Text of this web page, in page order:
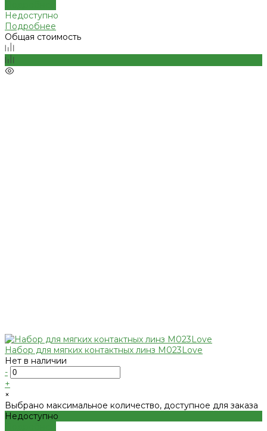
Недоступно
Подробнее
Общая стоимость
Набор для мягких контактных линз M023Love
Нет в наличии
-
+
×
Выбрано максимальное количество, доступное для заказа
Недоступно